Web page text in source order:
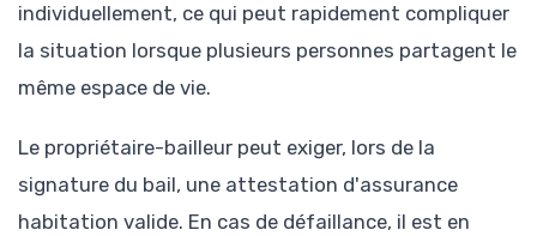
individuellement, ce qui peut rapidement compliquer
la situation lorsque plusieurs personnes partagent le
même espace de vie.
Le propriétaire-bailleur peut exiger, lors de la
signature du bail, une attestation d'assurance
habitation valide. En cas de défaillance, il est en